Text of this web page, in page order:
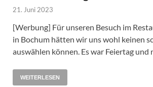
21. Juni 2023
[Werbung] Für unseren Besuch im
in Bochum hätten wir uns wohl keinen
auswählen können. Es war Feiertag und
WEITERLESEN